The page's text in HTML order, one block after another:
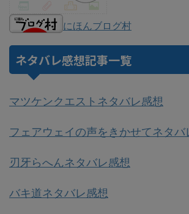
にほんブログ村
ネタバレ感想記事一覧
マツケンクエストネタバレ感想
フェアウェイの声をきかせてネタバ
刃牙らへんネタバレ感想
バキ道ネタバレ感想